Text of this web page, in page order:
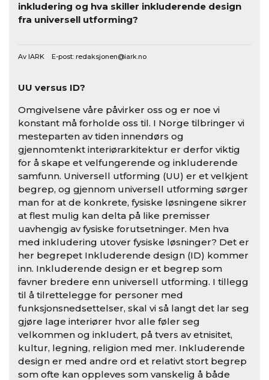
inkludering og hva skiller inkluderende design
fra universell utforming?
Av IARK E-post: redaksjonen@iark.no
UU versus ID?
Omgivelsene våre påvirker oss og er noe vi
konstant må forholde oss til. I Norge tilbringer vi
mesteparten av tiden innendørs og
gjennomtenkt interiørarkitektur er derfor viktig
for å skape et velfungerende og inkluderende
samfunn. Universell utforming (UU) er et velkjent
begrep, og gjennom universell utforming sørger
man for at de konkrete, fysiske løsningene sikrer
at flest mulig kan delta på like premisser
uavhengig av fysiske forutsetninger. Men hva
med inkludering utover fysiske løsninger? Det er
her begrepet Inkluderende design (ID) kommer
inn. Inkluderende design er et begrep som
favner bredere enn universell utforming. I tillegg
til å tilrettelegge for personer med
funksjonsnedsettelser, skal vi så langt det lar seg
gjøre lage interiører hvor alle føler seg
velkommen og inkludert, på tvers av etnisitet,
kultur, legning, religion med mer. Inkluderende
design er med andre ord et relativt stort begrep
som ofte kan oppleves som vanskelig å både